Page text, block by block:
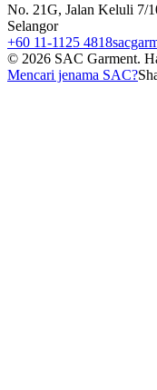
No. 21G, Jalan Keluli 7/
Selangor
+60 11-1125 4818
© 2026 SAC Garment.
Mencari jenama SAC?